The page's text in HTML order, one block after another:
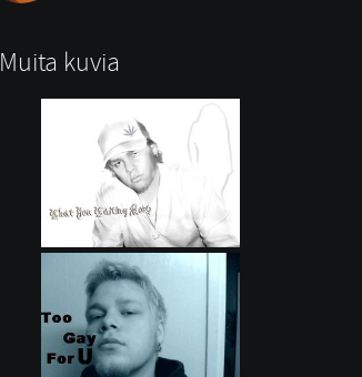
Muita kuvia